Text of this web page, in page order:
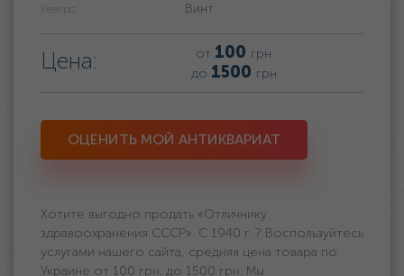
Реверс: Винт
Цена: от 100 грн
до 1500 грн
ОЦЕНИТЬ МОЙ АНТИКВАРИАТ
Хотите выгодно продать «Отличнику
здравоохранения СССР». С 1940 г. ? Воспользуйтесь
услугами нашего сайта, средняя цена товара по
Украине oт 100 грн. дo 1500 грн. Мы